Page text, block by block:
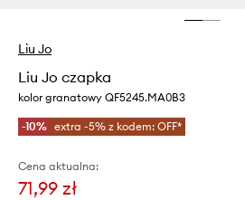
Liu Jo
Liu Jo czapka
kolor granatowy QF5245.MA0B3
-10% extra -5% z kodem: OFF*
Cena aktualna:
71,99 zł